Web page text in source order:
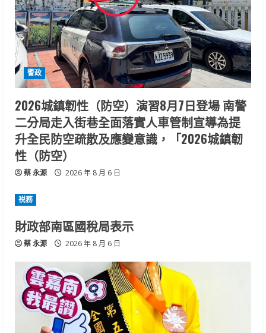
警政
2026城鎮韌性（防空）演習8月7日登場 南警
二分局走入街巷全面落實人車管制宣導為提
升全民防空疏散及應變意識，「2026城鎮韌
性（防空）
蔡 永源 2026 年 8 月 6 日
祱務
財政部南區國稅局表示
蔡 永源 2026 年 8 月 6 日